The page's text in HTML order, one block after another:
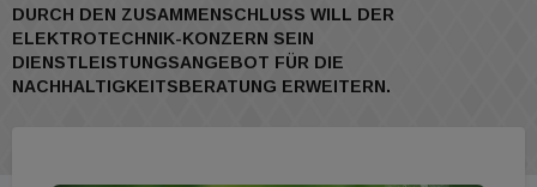
DURCH DEN ZUSAMMENSCHLUSS WILL DER
ELEKTROTECHNIK-KONZERN SEIN
DIENSTLEISTUNGSANGEBOT FÜR DIE
NACHHALTIGKEITSBERATUNG ERWEITERN.